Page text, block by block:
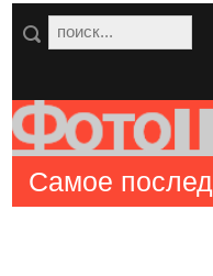
Самое